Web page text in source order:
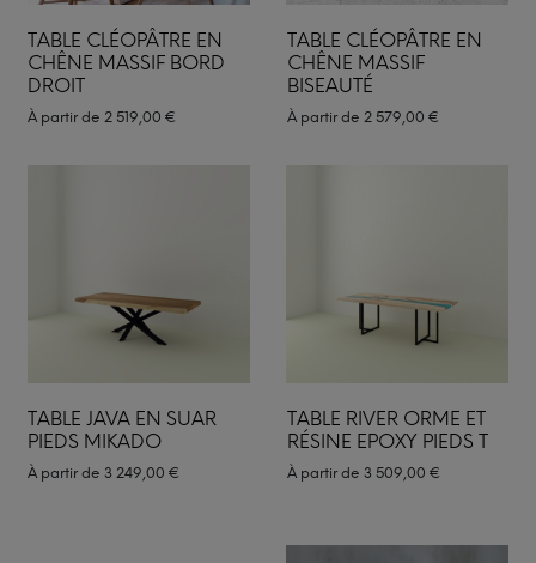
TABLE CLÉOPÂTRE EN
CHÊNE MASSIF BORD
DROIT
À partir de 2 519,00 €
TABLE CLÉOPÂTRE EN
CHÊNE MASSIF
BISEAUTÉ
À partir de 2 579,00 €
TABLE JAVA EN SUAR
PIEDS MIKADO
À partir de 3 249,00 €
TABLE RIVER ORME ET
RÉSINE EPOXY PIEDS T
À partir de 3 509,00 €